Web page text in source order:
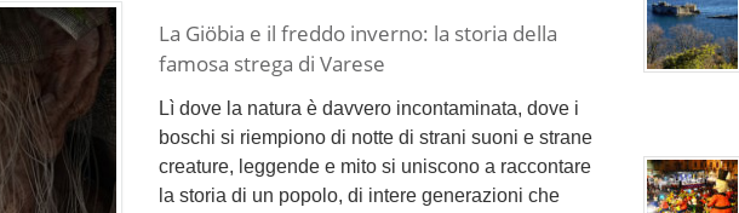
La Giöbia e il freddo inverno: la storia della
famosa strega di Varese
Lì dove la natura è davvero incontaminata, dove i
boschi si riempiono di notte di strani suoni e strane
creature, leggende e mito si uniscono a raccontare
la storia di un popolo, di intere generazioni che